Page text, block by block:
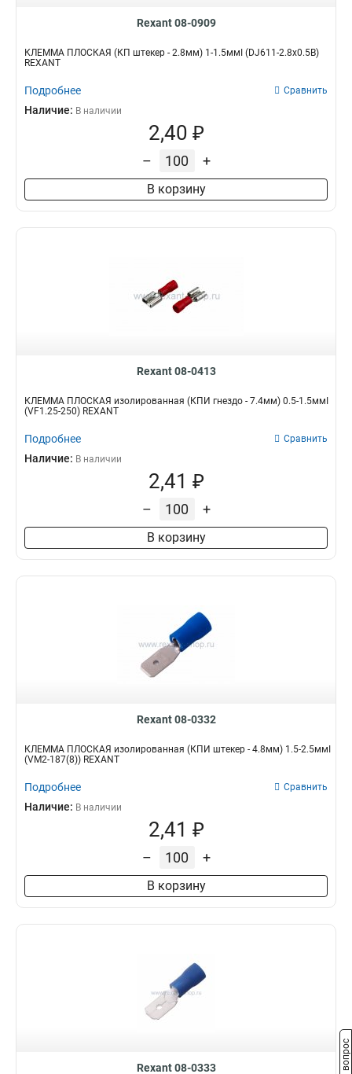
Rexant 08-0909
КЛЕММА ПЛОСКАЯ (КП штекер - 2.8мм) 1-1.5ммІ (DJ611-2.8х0.5B)
REXANT
Подробнее Сравнить
Наличие: В наличии
2,40 ₽
– +
В корзину
Rexant 08-0413
КЛЕММА ПЛОСКАЯ изолированная (КПИ гнездо - 7.4мм) 0.5-1.5ммІ
(VF1.25-250) REXANT
Подробнее Сравнить
Наличие: В наличии
2,41 ₽
– +
В корзину
Rexant 08-0332
КЛЕММА ПЛОСКАЯ изолированная (КПИ штекер - 4.8мм) 1.5-2.5ммІ
(VM2-187(8)) REXANT
Подробнее Сравнить
Наличие: В наличии
2,41 ₽
– +
В корзину
Rexant 08-0333